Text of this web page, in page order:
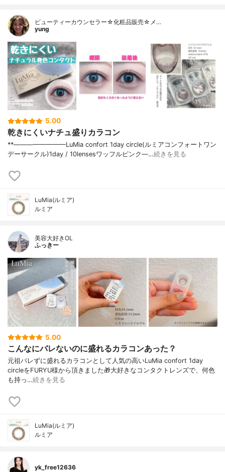
ビューティーカウンセラー☆化粧品販売☆メ…
yung
5.00
乾きにくいナチュ盛りカラコン
**————————⁡LuMia confort 1day circle(ルミアコンフォートワン
デーサークル)⁡1day / 10lensesワッフルピンク⁡—…続きを見る
LuMia(ルミア)
ルミア
美容大好きOL
ふっきー
5.00
こんなにバレないのに盛れるカラコンあった？
元祖バレずに盛れるカラコンとして人気の高いLuMia confort 1day
circleをFURYU様から頂きました🎁大好きなコンタクトレンズで、何色
も持っ…続きを見る
LuMia(ルミア)
ルミア
yk_free12636